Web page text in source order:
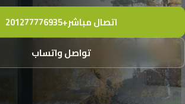
اتصال مباشر+201277776935
تواصل واتساب